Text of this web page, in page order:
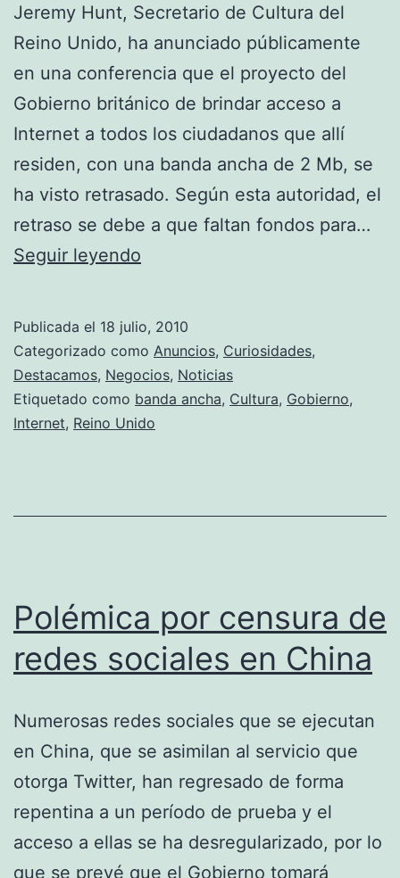
Jeremy Hunt, Secretario de Cultura del
Reino Unido, ha anunciado públicamente
en una conferencia que el proyecto del
Gobierno británico de brindar acceso a
Internet a todos los ciudadanos que allí
residen, con una banda ancha de 2 Mb, se
ha visto retrasado. Según esta autoridad, el
retraso se debe a que faltan fondos para…
Seguir leyendo
tres
años
el
plan
Reino
Unido
Publicada el 18 julio, 2010
Categorizado como Anuncios, Curiosidades,
Destacamos, Negocios, Noticias
Etiquetado como banda ancha, Cultura, Gobierno,
Internet, Reino Unido
Polémica por censura de
redes sociales en China
Numerosas redes sociales que se ejecutan
en China, que se asimilan al servicio que
otorga Twitter, han regresado de forma
repentina a un período de prueba y el
acceso a ellas se ha desregularizado, por lo
que se prevé que el Gobierno tomará